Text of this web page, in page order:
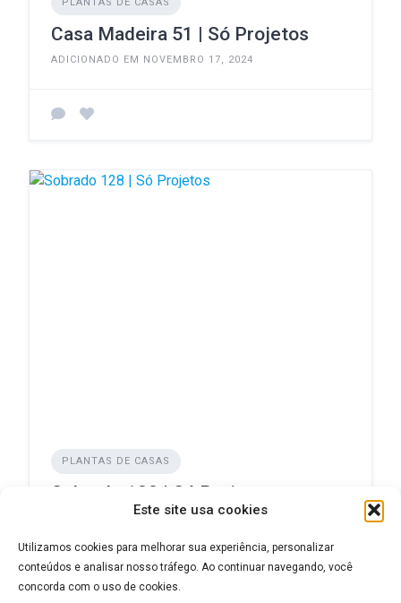
Este site usa cookies
Utilizamos cookies para melhorar sua experiência, personalizar
conteúdos e analisar nosso tráfego. Ao continuar navegando, você
concorda com o uso de cookies.
Casa Madeira 51 | Só Projetos
ADICIONADO EM NOVEMBRO 17, 2024
PLANTAS DE CASAS
Sobrado 128 | Só Projetos
ADICIONADO EM NOVEMBRO 17, 2024